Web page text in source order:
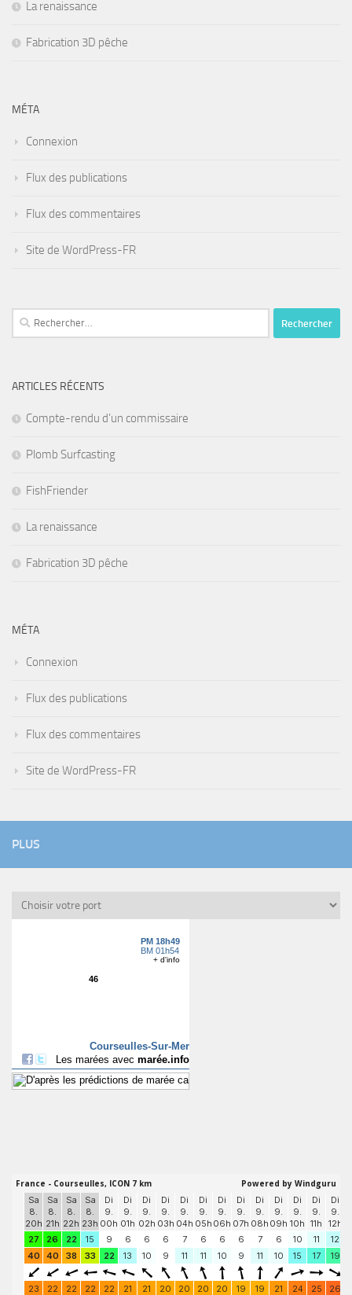
La renaissance
Fabrication 3D pêche
MÉTA
Connexion
Flux des publications
Flux des commentaires
Site de WordPress-FR
Rechercher :
ARTICLES RÉCENTS
Compte-rendu d’un commissaire
Plomb Surfcasting
FishFriender
La renaissance
Fabrication 3D pêche
MÉTA
Connexion
Flux des publications
Flux des commentaires
Site de WordPress-FR
PLUS